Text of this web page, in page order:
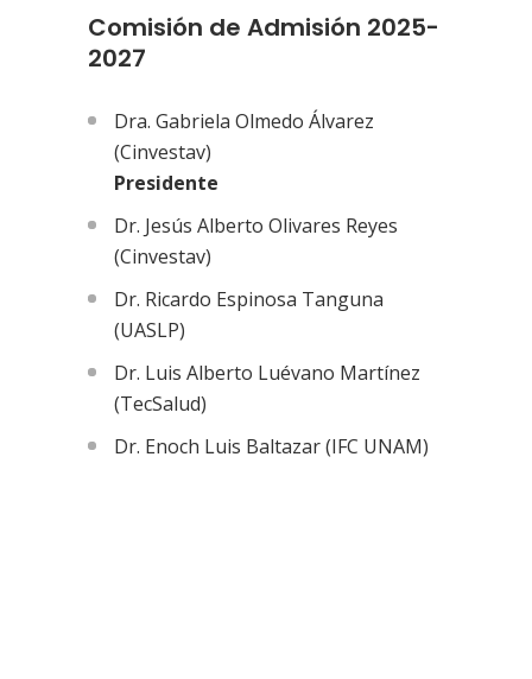
Comisión de Admisión 2025-
2027
Dra. Gabriela Olmedo Álvarez
(Cinvestav)
Presidente
Dr. Jesús Alberto Olivares Reyes
(Cinvestav)
Dr. Ricardo Espinosa Tanguna
(UASLP)
Dr. Luis Alberto Luévano Martínez
(TecSalud)
Dr. Enoch Luis Baltazar (IFC UNAM)